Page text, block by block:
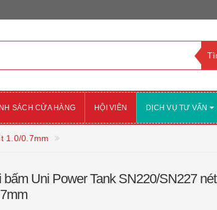
SÁCH CỬA HÀNG HỘI VIÊN DỊCH VỤ TƯ VẤN
1.0/0.7mm
bấm Uni Power Tank SN220/SN227 nét